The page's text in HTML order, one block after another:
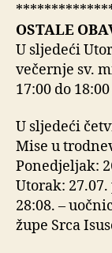
OSTALE
U sljedeći
večernje sv.
17:00 do
U sljedeći
Mise u
Ponedjeljak:
Utorak:
28:08. –
župe Srca